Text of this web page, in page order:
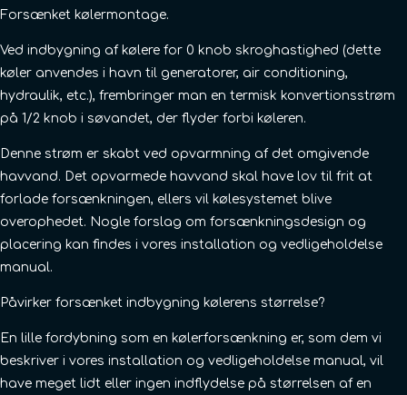
Forsænket kølermontage.
Ved indbygning af kølere for 0 knob skroghastighed (dette
køler anvendes i havn til generatorer, air conditioning,
hydraulik, etc.), frembringer man en termisk konvertionsstrøm
på 1/2 knob i søvandet, der flyder forbi køleren.
Denne strøm er skabt ved opvarmning af det omgivende
havvand. Det opvarmede havvand skal have lov til frit at
forlade forsænkningen, ellers vil kølesystemet blive
overophedet. Nogle forslag om forsænkningsdesign og
placering kan findes i vores installation og vedligeholdelse
manual.
Påvirker forsænket indbygning kølerens størrelse?
En lille fordybning som en kølerforsænkning er, som dem vi
beskriver i vores installation og vedligeholdelse manual, vil
have meget lidt eller ingen indflydelse på størrelsen af en